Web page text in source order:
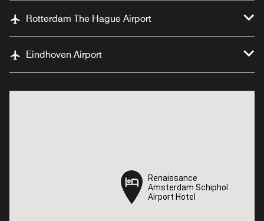
Rotterdam The Hague Airport
Eindhoven Airport
Renaissance
Amsterdam Schiphol
Airport Hotel
Renaissance
Amsterdam Schiphol
Airport Hotel